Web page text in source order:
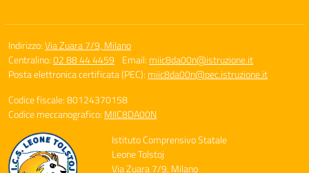
Indirizzo:Via Zuara 7/9, Milano
Centralino:02 88 44 4459 Email: miic8da00n@istruzione.it
Posta elettronica certificata (PEC): miic8da00n@pec.istruzione.it
Codice fiscale: 80124370158
Codice meccanografico: MIIC8DA00N
Istituto Comprensivo Statale
Leone Tolstoj
Via Zuara 7/9, Milano